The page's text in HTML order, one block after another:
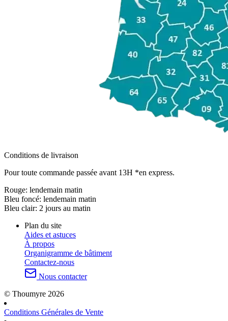
Conditions de livraison
Pour toute commande passée avant 13H *en express.
Rouge: lendemain matin
Bleu foncé: lendemain matin
Bleu clair: 2 jours au matin
Plan du site
Aides et astuces
À propos
Organigramme de bâtiment
Contactez-nous
Nous contacter
© Thoumyre 2026
Conditions Générales de Vente